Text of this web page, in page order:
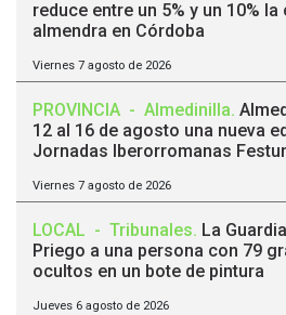
reduce entre un 5% y un 10%
almendra en Córdoba
Viernes 7 agosto de 2026
PROVINCIA - Almedinilla.
12 al 16 de agosto una nueva
Jornadas Iberorromanas
Viernes 7 agosto de 2026
LOCAL - Tribunales. La
Priego a una persona con 79
ocultos en un bote de pintura
Jueves 6 agosto de 2026